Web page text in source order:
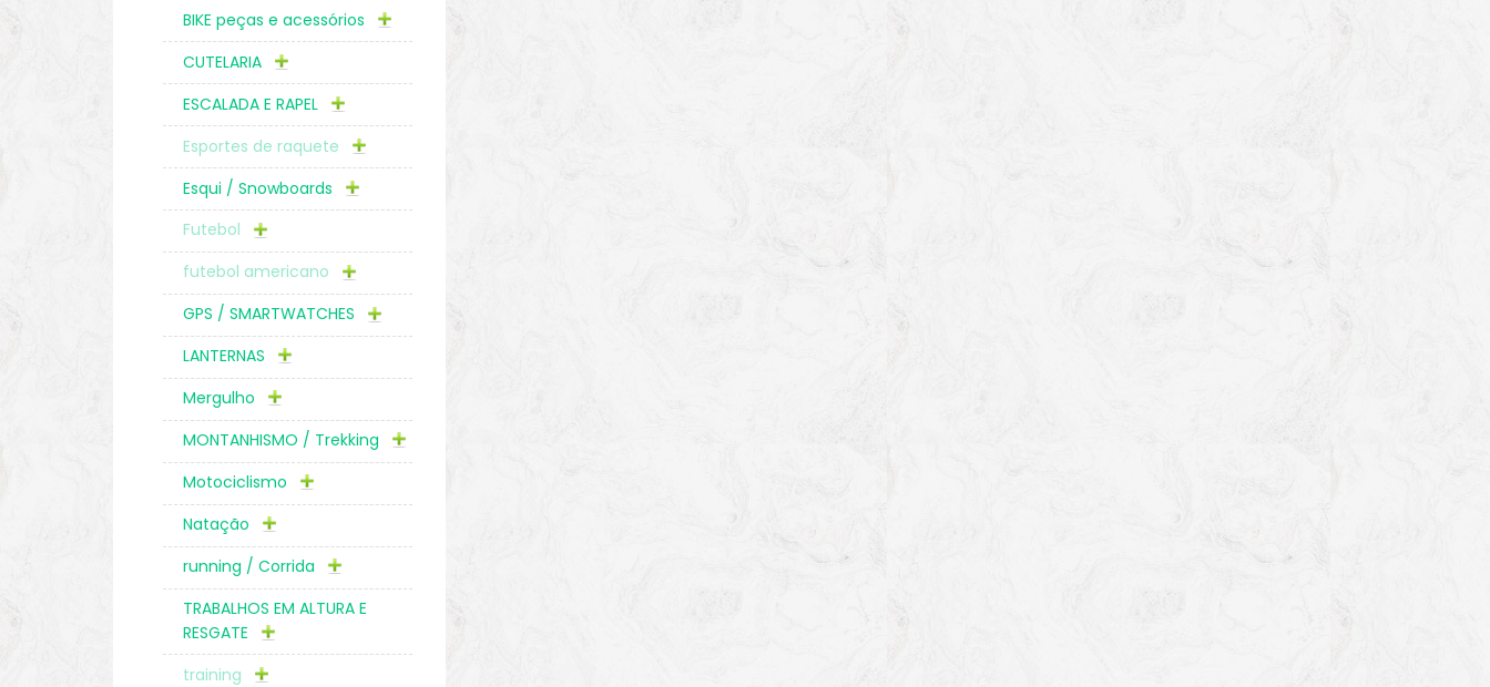
BIKE peças e acessórios
CUTELARIA
ESCALADA E RAPEL
Esportes de raquete
Esqui / Snowboards
Futebol
futebol americano
GPS / SMARTWATCHES
LANTERNAS
Mergulho
MONTANHISMO / Trekking
Motociclismo
Natação
running / Corrida
TRABALHOS EM ALTURA E
RESGATE
training